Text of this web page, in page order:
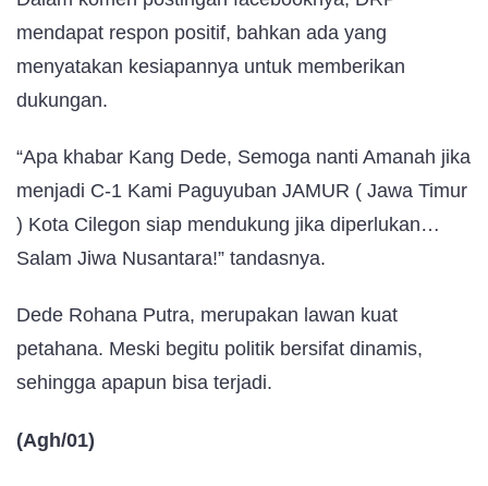
mendapat respon positif, bahkan ada yang
menyatakan kesiapannya untuk memberikan
dukungan.
“Apa khabar Kang Dede, Semoga nanti Amanah jika
menjadi C-1 Kami Paguyuban JAMUR ( Jawa Timur
) Kota Cilegon siap mendukung jika diperlukan…
Salam Jiwa Nusantara!” tandasnya.
Dede Rohana Putra, merupakan lawan kuat
petahana. Meski begitu politik bersifat dinamis,
sehingga apapun bisa terjadi.
(Agh/01)